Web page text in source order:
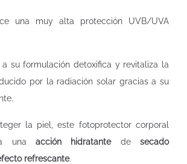
una muy alta protección UVB/UVA
a su formulación detoxifica y revitaliza la
por la radiación solar gracias a su
la piel, este fotoprotector corporal
una acción hidratantedesecado
refrescante.